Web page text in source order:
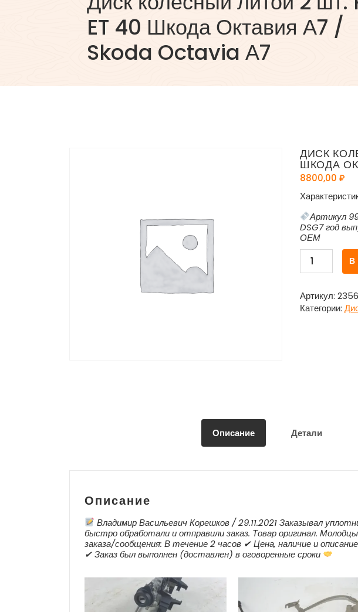
ET 40 Шкода Октавия А7 /
Skoda Octavia А7
ДИСК
ШКОДА
8800,00 ₽
Артикул
DSG7 год
ОЕМ
Количество
товара
колесный
литой
Octavia
В
Артикул:
Категории:
Описание Детали
Описание
Владимир Васильевич Корешков / 29.11.2021 Заказывал
быстро обработали и отправили заказ. Товар оригинал.
заказа/сообщения: В течение 2 часов ✔ Цена, наличие и
✔ Заказ был выполнен (доставлен) в оговоренные сроки